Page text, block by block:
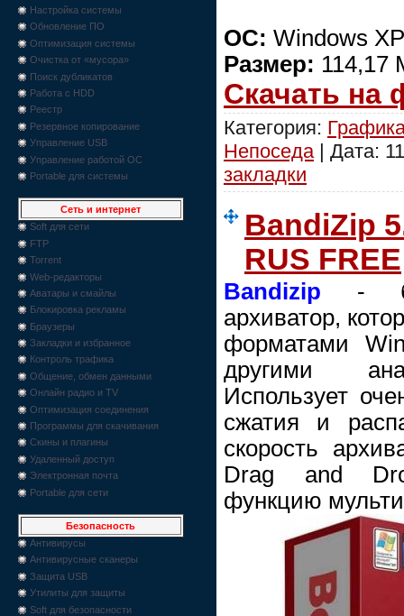
Настройка системы
Обновление ПО
Оптимизация системы
Очистка от «мусора»
Поиск дубликатов
Работа с HDD
Реестр
Резервное копирование
Управление USB
Управление работой ОС
Portable для системы
Сеть и интернет
Soft для сети
FTP
Torrent
Web-редакторы
Аватары и смайлы
Блокировка рекламы
Браузеры
Закладки и избранное
Контроль трафика
Общение, обмен данными
Онлайн радио и TV
Оптимизация соединения
Программы для скачивания
Скины и плагины
Удаленный доступ
Электронная почта
Portable для сети
Безопасность
Антивирусы
Антивирусные сканеры
Защита USB
Утилиты для защиты
Soft для безопасности
ОС: Windows
Размер: 114,17
Скачать на
Категория:
Непоседа | Дата:
закладки
BandiZip
RUS FREE
Bandizip -
архиватор,
форматами
другими
Использует
сжатия и
скорость
Drag and
функцию